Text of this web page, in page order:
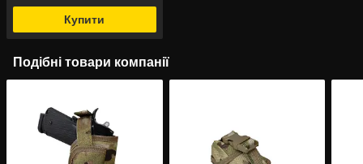
Купити
Подібні товари компанії